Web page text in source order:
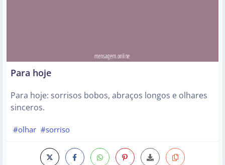
Para hoje
Para hoje: sorrisos bobos, abraços longos e olhares
sinceros.
#olhar #sorriso